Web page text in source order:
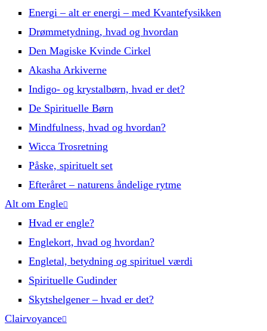
Energi – alt er energi – med Kvantefysikken
Drømmetydning, hvad og hvordan
Den Magiske Kvinde Cirkel
Akasha Arkiverne
Indigo- og krystalbørn, hvad er det?
De Spirituelle Børn
Mindfulness, hvad og hvordan?
Wicca Trosretning
Påske, spirituelt set
Efteråret – naturens åndelige rytme
Alt om Engle
Hvad er engle?
Englekort, hvad og hvordan?
Engletal, betydning og spirituel værdi
Spirituelle Gudinder
Skytshelgener – hvad er det?
Clairvoyance